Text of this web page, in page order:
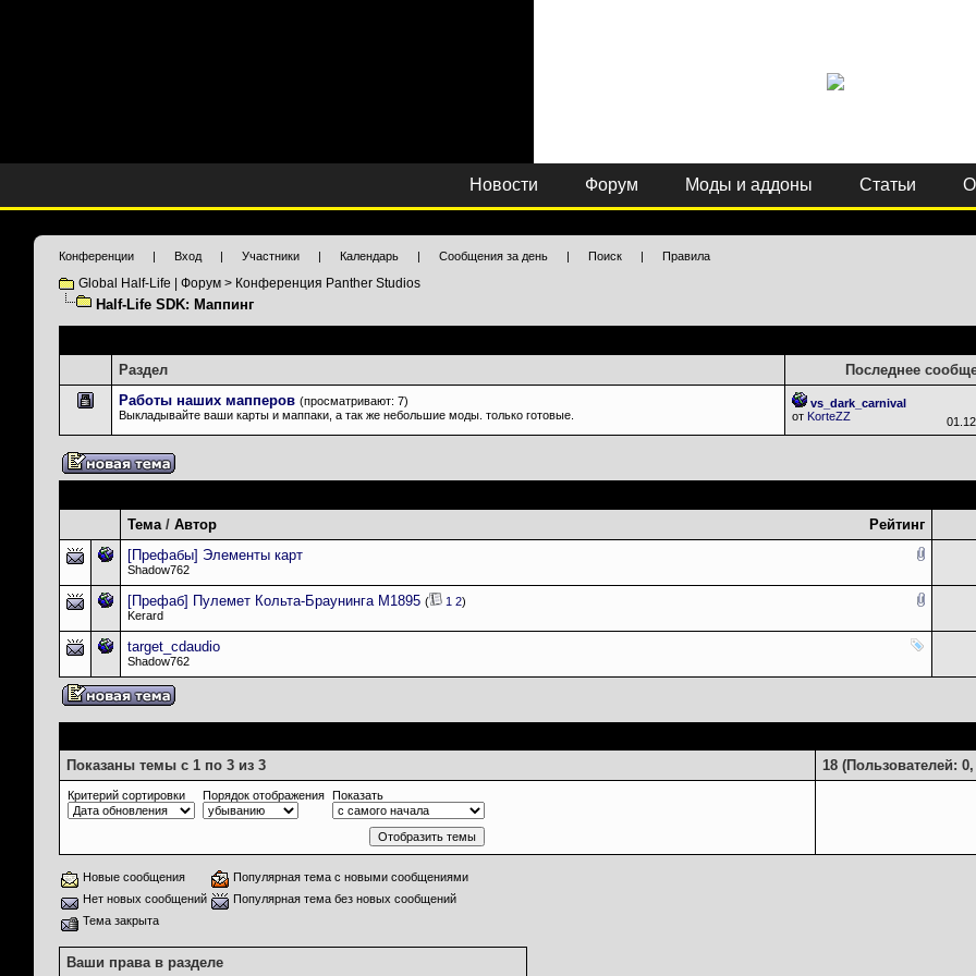
Новости Форум Моды и аддоны Статьи О
Конференции | Вход | Участники | Календарь | Сообщения за день | Поиск | Правила
Global Half-Life | Форум > Конференция Panther Studios
Half-Life SDK: Маппинг
Раздел
Последнее
Работы наших мапперов (просматривают: 7)
Выкладывайте ваши карты и маппаки, а так же небольшие моды. только готовые.
vs_dark_carnival
от KorteZZ
Рейтинг
Тема/ Автор
[Префабы] Элементы карт
Shadow762
[Префаб] Пулемет Кольта-Браунинга М1895 ( 1 2)
Kerard
target_cdaudio
Shadow762
Показаны темы с 1 по 3 из 3 18 (Пользователей: 0,
Критерий сортировки Порядок отображения Показать
Новые сообщения
Популярная тема с новыми сообщениями
Нет новых сообщений
Популярная тема без новых сообщений
Тема закрыта
Ваши права в разделе